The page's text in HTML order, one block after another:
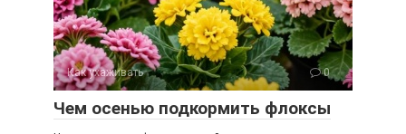
Как ухаживать 0
Чем осенью подкормить флоксы